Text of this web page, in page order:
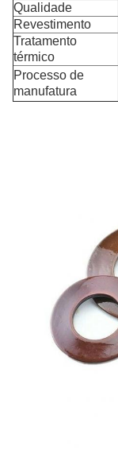
Qualidade
Revestimento
Tratamento
térmico
Processo de
manufatura